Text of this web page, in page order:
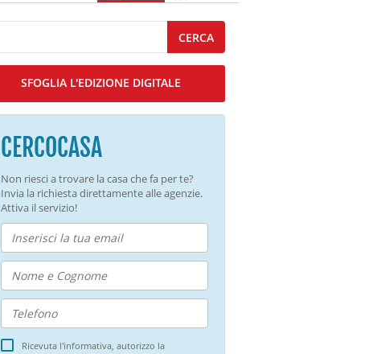
CERCA
SFOGLIA L'EDIZIONE DIGITALE
CERCOCASA
Non riesci a trovare la casa che fa per te?
Invia la richiesta direttamente alle agenzie.
Attiva il servizio!
Ricevuta l'informativa, autorizzo la